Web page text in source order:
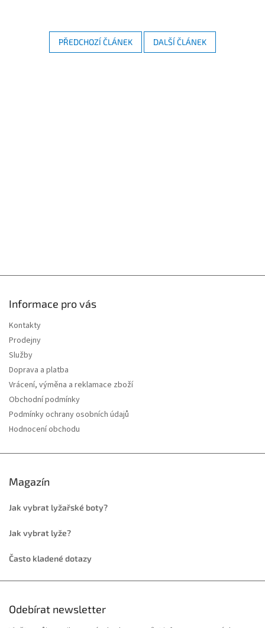
PŘEDCHOZÍ ČLÁNEK DALŠÍ ČLÁNEK
Informace pro vás
Kontakty
Prodejny
Služby
Doprava a platba
Vrácení, výměna a reklamace zboží
Obchodní podmínky
Podmínky ochrany osobních údajů
Hodnocení obchodu
Magazín
Jak vybrat lyžařské boty?
Jak vybrat lyže?
Často kladené dotazy
Odebírat newsletter